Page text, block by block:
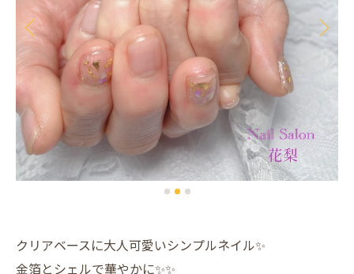
クリアベースに大人可愛いシンプルネイル✨️
金箔とシェルで華やかに✨️✨️